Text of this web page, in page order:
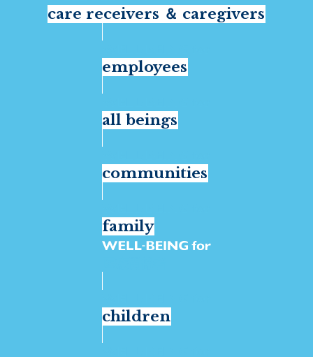
care receivers ＆ caregivers
employees
all beings
communities
family
children